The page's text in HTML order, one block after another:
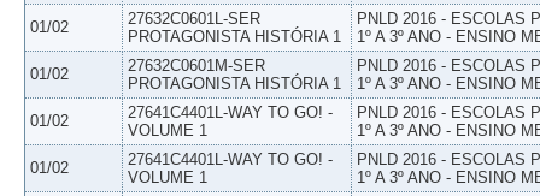
01/02
27632C0601L-SER
PROTAGONISTA HISTÓRIA 1
PNLD 2016 - ESCOLAS
1º A 3º ANO - ENSINO
01/02
27632C0601M-SER
PROTAGONISTA HISTÓRIA 1
PNLD 2016 - ESCOLAS
1º A 3º ANO - ENSINO
01/02
27641C4401L-WAY TO GO! -
VOLUME 1
PNLD 2016 - ESCOLAS
1º A 3º ANO - ENSINO
01/02
27641C4401L-WAY TO GO! -
VOLUME 1
PNLD 2016 - ESCOLAS
1º A 3º ANO - ENSINO